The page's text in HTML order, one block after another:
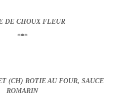
DE CHOUX FLEUR
***
(CH) ROTIE AU FOUR, SAUCE
ROMARIN